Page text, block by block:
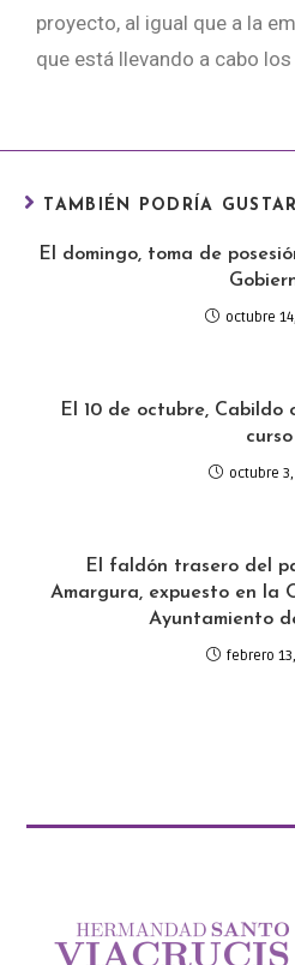
proyecto, al igual que a la
que está llevando a cabo los
TAMBIÉN PODRÍA
El domingo, toma de
octubre
El 10 de octubre,
curso
octubre
El faldón trasero del
Amargura, expuesto en la
Ayuntamiento
febrero